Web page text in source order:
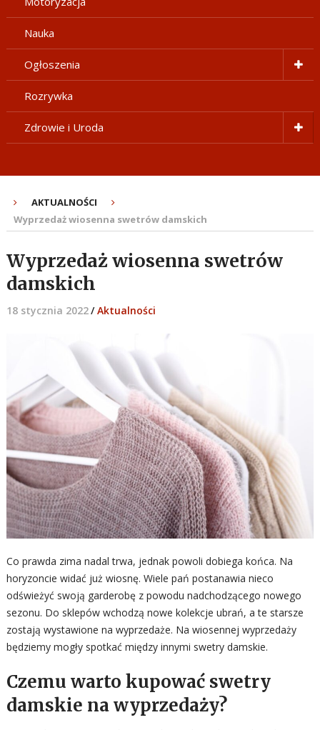
Nauka
Ogłoszenia
Rozrywka
Zdrowie i Uroda
AKTUALNOŚCI
Wyprzedaż wiosenna swetrów damskich
Wyprzedaż wiosenna swetrów
damskich
18 stycznia 2022/ Aktualności
Co prawda zima nadal trwa, jednak powoli dobiega końca. Na
horyzoncie widać już wiosnę. Wiele pań postanawia nieco
odświeżyć swoją garderobę z powodu nadchodzącego nowego
sezonu. Do sklepów wchodzą nowe kolekcje ubrań, a te starsze
zostają wystawione na wyprzedaże. Na wiosennej wyprzedaży
będziemy mogły spotkać między innymi swetry damskie.
Czemu warto kupować swetry
damskie na wyprzedaży?